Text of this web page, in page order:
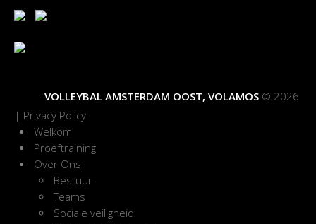
VOLLEYBAL AMSTERDAM OOST, VOLAMOS © 2026
| Privacy Policy
Welkom
Proeftraining
Over Ons
Bestuur
Teams
Sociale veiligheid